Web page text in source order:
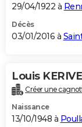
29/04/1922 à
Décès
03/01/2016 à
Louis
Créer une
Naissance
13/10/1948 à